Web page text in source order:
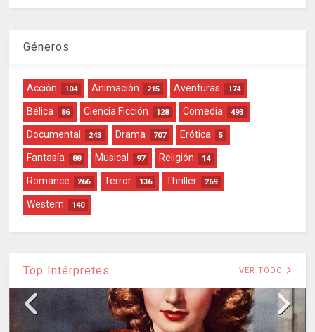
Géneros
Acción 104 Animación 215 Aventuras 174
Bélica 86 Ciencia Ficción 128 Comedia 493
Documental 243 Drama 707 Erótica 5
Fantasía 88 Musical 97 Religión 14
Romance 266 Terror 136 Thriller 269
Western 140
Top Intérpretes VER TODO